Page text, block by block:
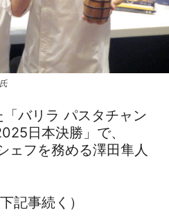
バリラ パスタチャン
日本決勝」で、
ェフを務める澤田隼人
記事続く）